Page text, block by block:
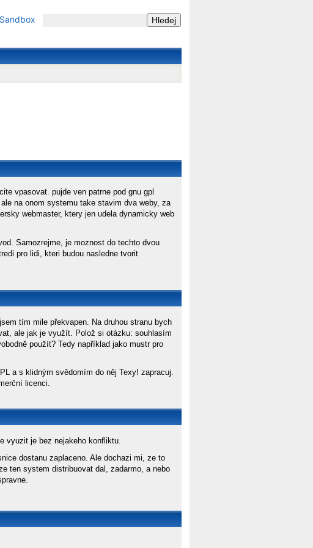
Sandbox
vpasovat. pujde ven patrne pod gnu gpl
na onom systemu take stavim dva weby, za
webmaster, ktery jen udela dynamicky web
Samozrejme, je moznost do techto dvou
pro lidi, kteri budou nasledne tvorit
tím mile překvapen. Na druhou stranu bych
ale jak je využít. Polož si otázku: souhlasím
použít? Tedy například jako mustr pro
a s klidným svědomím do něj Texy! zapracuj.
licenci.
vyuzit je bez nejakeho konfliktu.
dostanu zaplaceno. Ale dochazi mi, ze to
ten system distribuovat dal, zadarmo, a nebo